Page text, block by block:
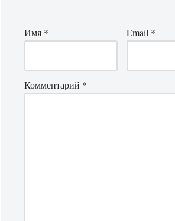
Имя * Email *
Комментарий *